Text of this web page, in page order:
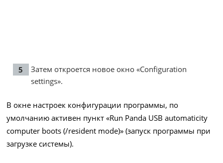
Затем откроется новое окно «Configuration
settings».
В окне настроек конфигурации программы, по
умолчанию активен пункт «Run Panda USB automaticity
computer boots (/resident mode)» (запуск программы при
загрузке системы).